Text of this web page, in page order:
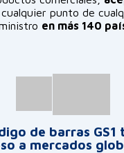
punto de
en más 140
de barras GS1
a mercados